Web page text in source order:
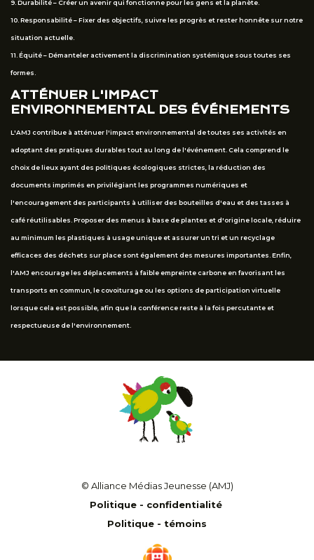
9. Durabilité – Créer un avenir qui fonctionne pour les gens et la planète.
10. Responsabilité – Fixer des objectifs, suivre les progrès et rester honnête sur notre
situation actuelle.
11. Équité – Démanteler activement la discrimination systémique sous toutes ses
formes.
ATTÉNUER L'IMPACT
ENVIRONNEMENTAL DES ÉVÉNEMENTS
L'AMJ contribue à atténuer l'impact environnemental de toutes ses activités en
adoptant des pratiques durables tout au long de l'événement. Cela comprend le
choix de lieux ayant des politiques écologiques strictes, la réduction des
documents imprimés en privilégiant les programmes numériques et
l'encouragement des participants à utiliser des bouteilles d'eau et des tasses à
café réutilisables. Proposer des menus à base de plantes et d'origine locale, réduire
au minimum les plastiques à usage unique et assurer un tri et un recyclage
efficaces des déchets sur place sont également des mesures importantes. Enfin,
l'AMJ encourage les déplacements à faible empreinte carbone en favorisant les
transports en commun, le covoiturage ou les options de participation virtuelle
lorsque cela est possible, afin que la conférence reste à la fois percutante et
respectueuse de l'environnement.
© Alliance Médias Jeunesse (AMJ)
Politique - confidentialité
Politique - témoins